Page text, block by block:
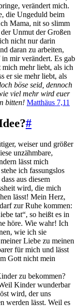
verändert mich.
die Ungeduld beim
Mama, nit so slimm
Unmut der Großen
nicht nur darin
daran zu arbeiten,
mir verändert. Es gab
mehr liebt, als ich
er sie mehr liebt, als
böse seid, dennoch
viel mehr wird euer
bitten! Matthäus 7,11
#
weiser und größer
unzähmbare,
lässt mich
ich fassungslos
aus diesem
wird, die mich
lässt! Mein Herz,
zur Ruhe kommen:
tat“, so heißt es in
höre. Wie wahr! Ich
wie ich sie
Liebe zu meinen
für mich und lässt
Gott nicht mein
zu bekommen?
Kinder wunderbar
wird, der uns
werden lässt. Weil es